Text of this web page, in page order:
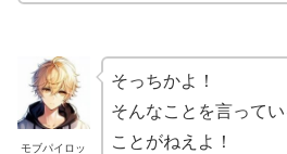
モブパイロッ
そっちかよ！
そんなことを言って
ことがねえよ！